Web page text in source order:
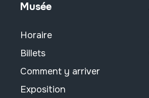
Musée
Horaire
Billets
Comment y arriver
Exposition